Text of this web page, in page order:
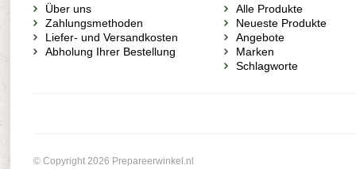
Über uns
Zahlungsmethoden
Liefer- und Versandkosten
Abholung Ihrer Bestellung
Alle Produkte
Neueste Produkte
Angebote
Marken
Schlagworte
© Copyright 2026 Prepareerwinkel.nl